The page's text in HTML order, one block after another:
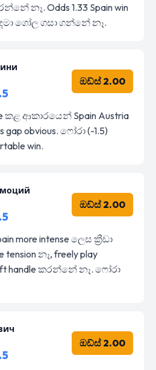
නෑ. Odds 1.33 Spain win
දමා ගෝල ගසා ගන්නේ නෑ.
ඔඩ්ස් 2.00
කළ ආකාරයෙන් Spain Austria
obvious. ෆෝරා (-1.5)
win.
ඔඩ්ස් 2.00
more intense ලෙස ක්‍රීඩා
නෑ, freely play
handle කරන්නේ නෑ. ෆෝරා
ඔඩ්ස් 2.00